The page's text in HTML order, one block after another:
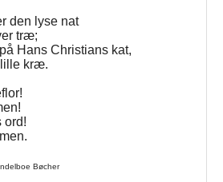
den lyse nat
træ;
Hans Christians kat,
lille kræ.
ord!
Bøcher